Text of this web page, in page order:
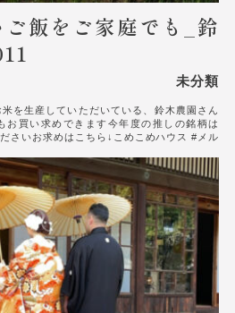
飯をご家庭でも_鈴
未分類
を生産していただいている、鈴木農園さん
お買い求めできます今年度の推しの銘柄は
さいお求めはこちら↓こめこめハウス #メル